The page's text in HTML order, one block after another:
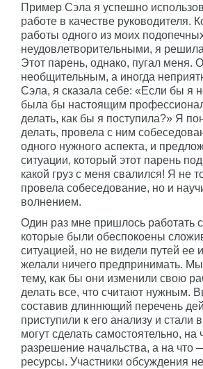
Пример Сэла я успешно
работе в качестве руководителя.
работы одного из моих
неудовлетворительными, я
Этот парень, однако, пугал
необщительным, а иногда
Сэла, я сказала себе: «Если бы я
была бы настоящим
делать, как бы я поступила?» Я
делать, провела с ним
одного нужного аспекта, и
ситуации, который этот парень
какой груз с меня свалился! Я не
провела собеседование, но и
волнением.
Один раз мне пришлось работать
которые были обеспокоены
ситуацией, но не видели путей ее
желали ничего предпринимать. Мы
тему, как бы они изменили свою
делать все, что считают нужным.
составив длиннющий перечень
приступили к его анализу и стали
могут сделать самостоятельно, на
разрешение начальства, а на что
ресурсы. Участники обсуждения